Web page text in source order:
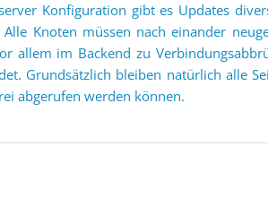
Konfiguration gibt es Updates
Alle Knoten müssen nach einander
allem im Backend zu
Grundsätzlich bleiben natürlich alle
abgerufen werden können.